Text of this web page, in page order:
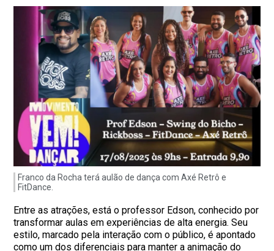
Franco da Rocha terá aulão de dança com Axé Retrô e
FitDance.
Entre as atrações, está o professor Edson, conhecido por
transformar aulas em experiências de alta energia. Seu
estilo, marcado pela interação com o público, é apontado
como um dos diferenciais para manter a animação do